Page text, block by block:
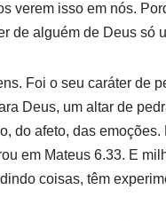
verem isso em nós.
de alguém de Deus só
Foi o seu caráter de
Deus, um altar de
do afeto, das
em Mateus 6.33. E
coisas, têm